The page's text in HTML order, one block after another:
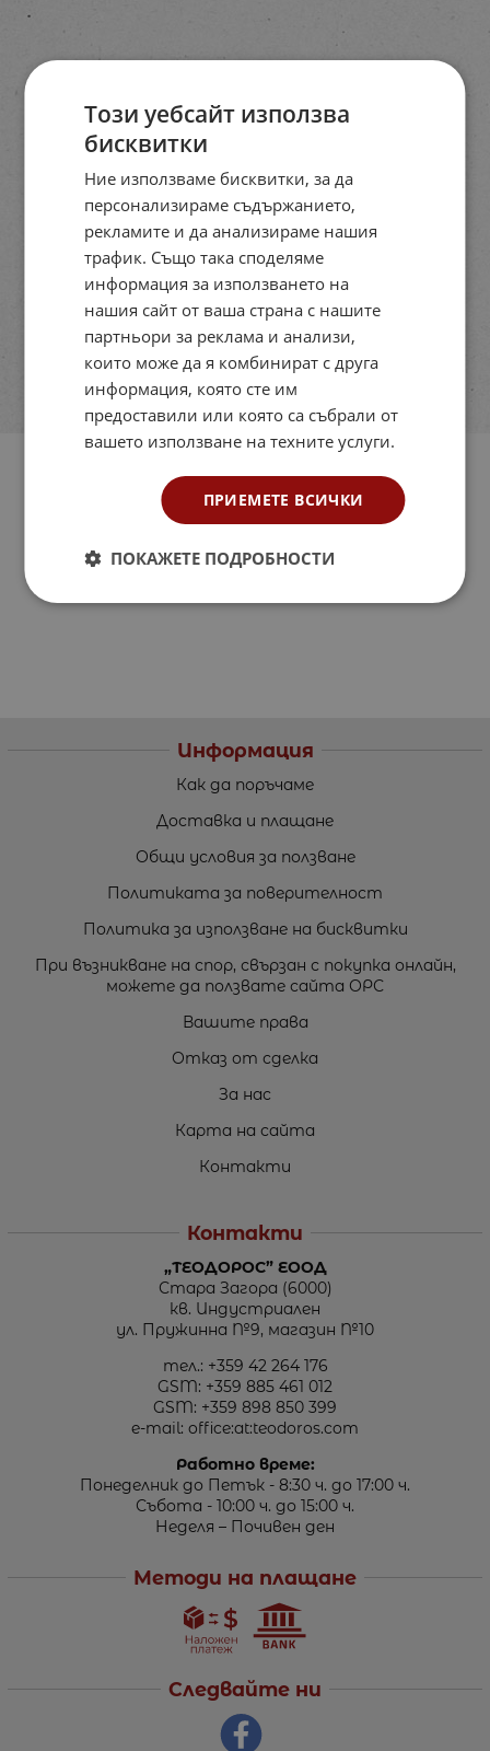
Информация
Как да поръчаме
Доставка и плащане
Общи условия за ползване
Политиката за поверителност
Политика за използване на бисквитки
При възникване на спор, свързан с покупка онлайн,
можете да ползвате сайта ОРС
Вашите права
Отказ от сделка
За нас
Карта на сайта
Контакти
Контакти
„ТЕОДОРОС” ЕООД
Стара Загора (6000)
кв. Индустриален
ул. Пружинна №9, магазин №10
тел.: +359 42 264 176
GSM: +359 885 461 012
GSM: +359 898 850 399
e-mail: office:at:teodoros.com
Работно време:
Понеделник до Петък - 8:30 ч. до 17:00 ч.
Събота - 10:00 ч. до 15:00 ч.
Неделя – Почивен ден
Методи на плащане
Следвайте ни
Този уебсайт използва
бисквитки
Ние използваме бисквитки, за да
персонализираме съдържанието,
рекламите и да анализираме нашия
трафик. Също така споделяме
информация за използването на
нашия сайт от ваша страна с нашите
партньори за реклама и анализи,
които може да я комбинират с друга
информация, която сте им
предоставили или която са събрали от
вашето използване на техните услуги.
ПРИЕМЕТЕ ВСИЧКИ
ПОКАЖЕТЕ ПОДРОБНОСТИ